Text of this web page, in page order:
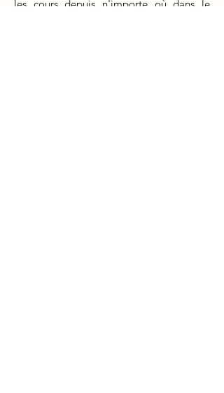
les cours depuis n'importe où dans le